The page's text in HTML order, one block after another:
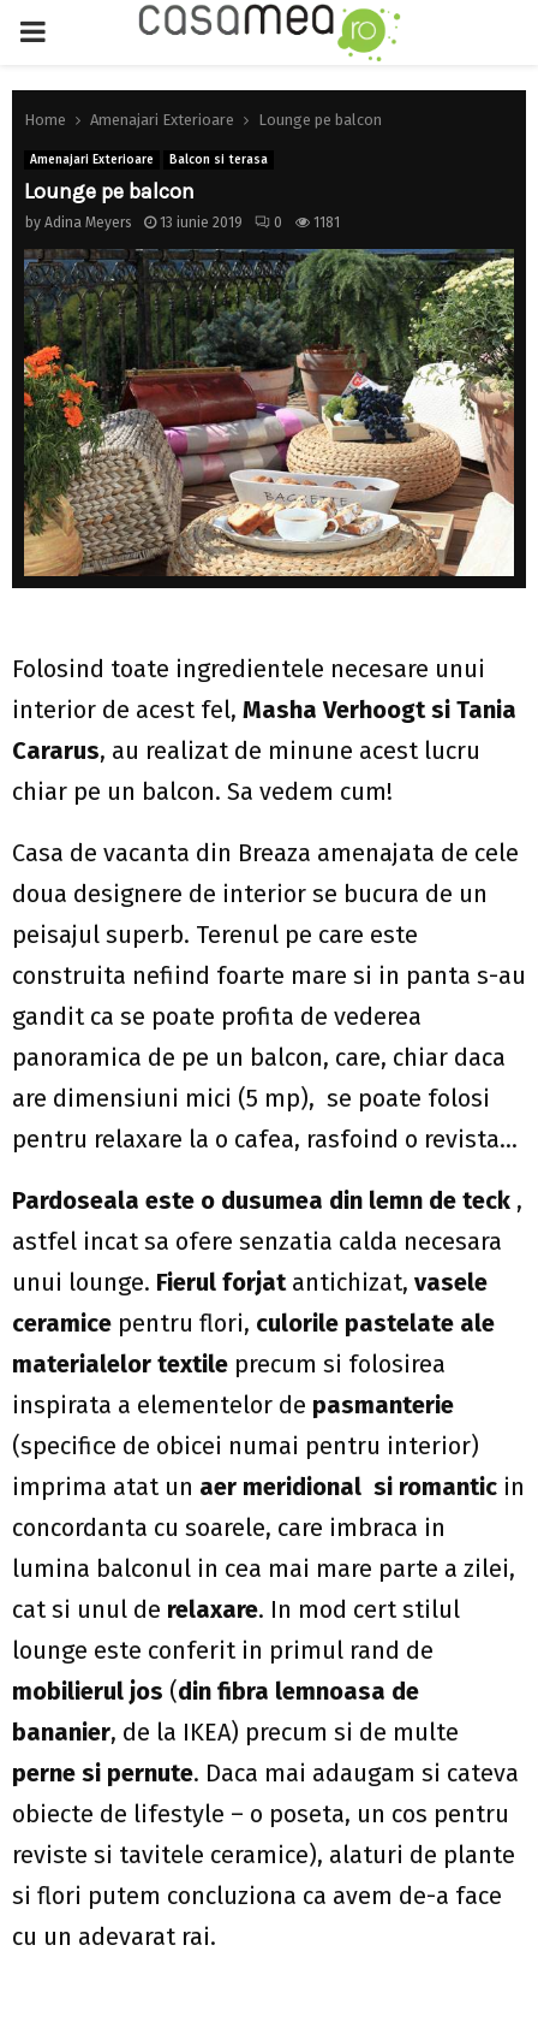
PRIMARY
MENU
Home Amenajari Exterioare Lounge pe balcon
Amenajari Exterioare Balcon si terasa
Lounge pe balcon
by Adina Meyers 13 iunie 2019 0 1181
Folosind toate ingredientele necesare unui
interior de acest fel, Masha Verhoogt si Tania
Cararus, au realizat de minune acest lucru
chiar pe un balcon. Sa vedem cum!
Casa de vacanta din Breaza amenajata de cele
doua designere de interior se bucura de un
peisajul superb. Terenul pe care este
construita nefiind foarte mare si in panta s-au
gandit ca se poate profita de vederea
panoramica de pe un balcon, care, chiar daca
are dimensiuni mici (5 mp), se poate folosi
pentru relaxare la o cafea, rasfoind o revista…
Pardoseala este o dusumea din lemn de teck ,
astfel incat sa ofere senzatia calda necesara
unui lounge. Fierul forjatantichizat, vasele
ceramice pentru flori, culorile pastelate ale
materialelor textile precum si folosirea
inspirata a elementelor de pasmanterie
(specifice de obicei numai pentru interior)
imprima atat un aer meridional si romantic in
concordanta cu soarele, care imbraca in
lumina balconul in cea mai mare parte a zilei,
cat si unul de relaxare. In mod cert stilul
lounge este conferit in primul rand de
mobilierul jos (din fibra lemnoasa de
bananier, de la IKEA) precum si de multe
perne si pernute. Daca mai adaugam si cateva
obiecte de lifestyle – o poseta, un cos pentru
reviste si tavitele ceramice), alaturi de plante
si flori putem concluziona ca avem de-a face
cu un adevarat rai.